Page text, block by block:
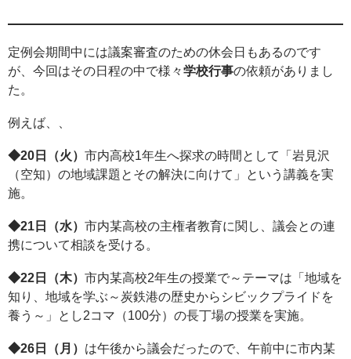
定例会期間中には議案審査のための休会日もあるのです
が、今回はその日程の中で様々学校行事の依頼がありまし
た。
例えば、、
◆20日（火） 市内高校1年生へ探求の時間として「岩見沢
（空知）の地域課題とその解決に向けて」という講義を実
施。
◆21日（水） 市内某高校の主権者教育に関し、議会との連
携について相談を受ける。
◆22日（木） 市内某高校2年生の授業で～テーマは「地域を
知り、地域を学ぶ～炭鉄港の歴史からシビックプライドを
養う～」とし2コマ（100分）の長丁場の授業を実施。
◆26日（月） は午後から議会だったので、午前中に市内某